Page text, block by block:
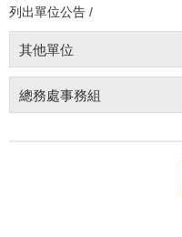
列出單位公告 /
其他單位
總務處事務組